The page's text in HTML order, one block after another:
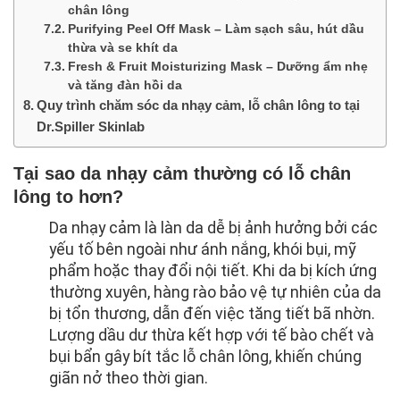
chân lông
Purifying Peel Off Mask – Làm sạch sâu, hút dầu
thừa và se khít da
Fresh & Fruit Moisturizing Mask – Dưỡng ẩm nhẹ
và tăng đàn hồi da
Quy trình chăm sóc da nhạy cảm, lỗ chân lông to tại
Dr.Spiller Skinlab
Tại sao da nhạy cảm thường có lỗ chân
lông to hơn?
Da nhạy cảm là làn da dễ bị ảnh hưởng bởi các
yếu tố bên ngoài như ánh nắng, khói bụi, mỹ
phẩm hoặc thay đổi nội tiết. Khi da bị kích ứng
thường xuyên, hàng rào bảo vệ tự nhiên của da
bị tổn thương, dẫn đến việc tăng tiết bã nhờn.
Lượng dầu dư thừa kết hợp với tế bào chết và
bụi bẩn gây bít tắc lỗ chân lông, khiến chúng
giãn nở theo thời gian.